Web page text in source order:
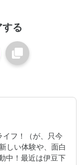
る
フ！（が、只今
しい体験や、面白
中！最近は伊豆下